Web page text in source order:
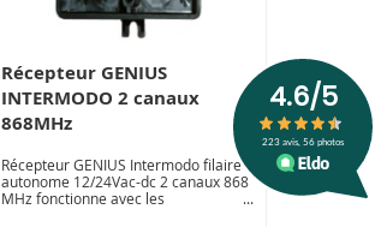
Récepteur GENIUS
INTERMODO 2 canaux
868MHz
Récepteur GENIUS Intermodo filaire
autonome 12/24Vac-dc 2 canaux 868
MHz fonctionne avec les